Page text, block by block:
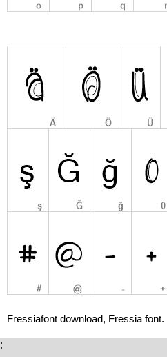
Fressiafont download, Fressia font.
;